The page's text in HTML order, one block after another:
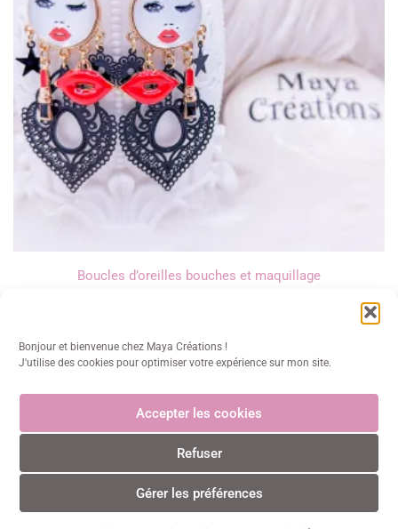
Bonjour et bienvenue chez Maya Créations !
J'utilise des cookies pour optimiser votre expérience sur mon site.
Accepter les cookies
Refuser
Gérer les préférences
Boucles d’oreilles bouches et maquillage
Maya Créations
info@mayacreations.fr CGU•CGV•Politique de confidentialité•Politique des
Mentions légales© Maya Créations • Tous droits réservés • 2024
Paiements CB sécurisés et certifiés 3D Secure avec Stripe
0 0